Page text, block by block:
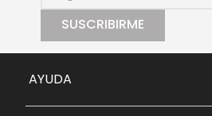
SUSCRIBIRME
AYUDA